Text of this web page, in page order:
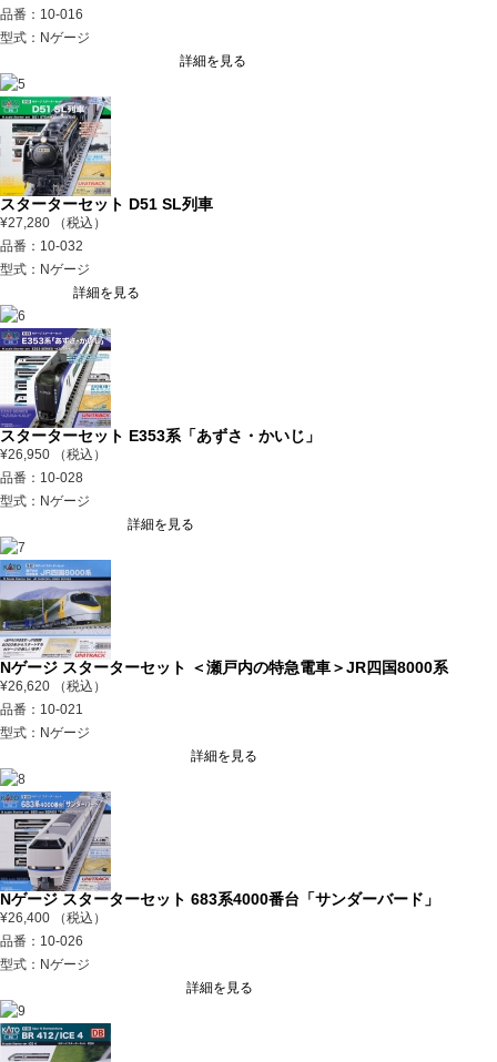
品番：10-016
型式：Nゲージ
詳細を見る
スターターセット D51 SL列車
¥27,280 （税込）
品番：10-032
型式：Nゲージ
詳細を見る
スターターセット E353系「あずさ・かいじ」
¥26,950 （税込）
品番：10-028
型式：Nゲージ
詳細を見る
Nゲージ スターターセット ＜瀬戸内の特急電車＞JR四国8000系
¥26,620 （税込）
品番：10-021
型式：Nゲージ
詳細を見る
Nゲージ スターターセット 683系4000番台「サンダーバード」
¥26,400 （税込）
品番：10-026
型式：Nゲージ
詳細を見る